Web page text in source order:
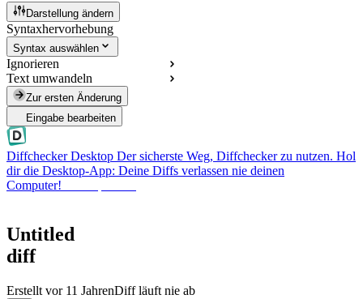
Darstellung ändern
Syntaxhervorhebung
Syntax auswählen
Ignorieren
Text umwandeln
Zur ersten Änderung
Eingabe bearbeiten
Diffchecker Desktop Der sicherste Weg, Diffchecker zu nutzen. Hol
dir die Desktop-App: Deine Diffs verlassen nie deinen
Computer!
Untitled
diff
Erstellt vor 11 JahrenDiff läuft nie ab